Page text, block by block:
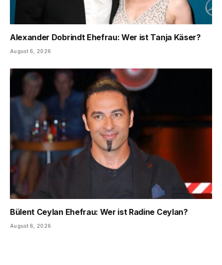
Alexander Dobrindt Ehefrau: Wer ist Tanja Käser?
August 6, 2026
Bülent Ceylan Ehefrau: Wer ist Radine Ceylan?
August 6, 2026